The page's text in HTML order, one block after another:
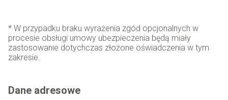
* W przypadku braku wyrażenia zgód opcjonalnych w
procesie obsługi umowy ubezpieczenia będą miały
zastosowanie dotychczas złożone oświadczenia w tym
zakresie.
Dane adresowe